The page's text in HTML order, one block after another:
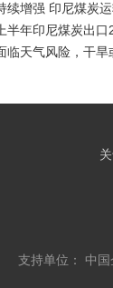
续增强 印尼煤炭
半年印尼煤炭出
临天气风险，干旱
支持单位： 中